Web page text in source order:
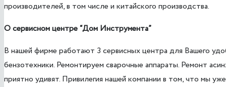
производителей, в том числе и китайского производства.
О сервисном центре“Дом Инструмента”
В нашей фирме работают 3 сервисных центра для Вашего
бензотехники. Ремонтируем сварочные аппараты. Ремонт
приятно удивят. Привилегия нашей компании в том, что мы